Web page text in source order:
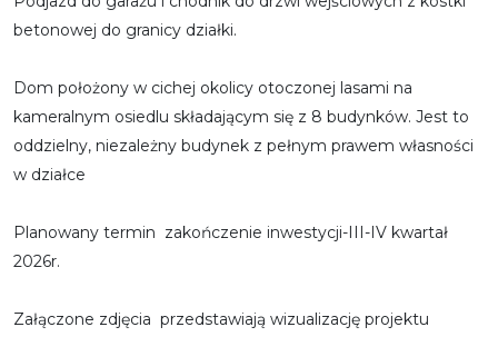
betonowej do granicy działki.
Dom położony w cichej okolicy otoczonej lasami na
kameralnym osiedlu składającym się z 8 budynków. Jest to
oddzielny, niezależny budynek z pełnym prawem własności
w działce
Planowany termin zakończenie inwestycji-III-IV kwartał
2026r.
Załączone zdjęcia przedstawiają wizualizację projektu